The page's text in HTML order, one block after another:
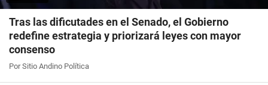
Tras las dificutades en el Senado, el Gobierno
redefine estrategia y priorizará leyes con mayor
consenso
Por Sitio Andino Política